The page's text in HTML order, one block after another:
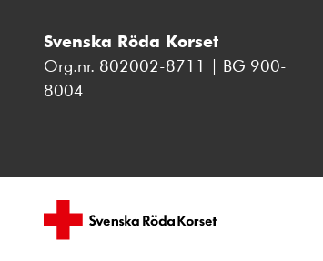
Svenska Röda Korset
Org.nr. 802002-8711 | BG 900-
8004